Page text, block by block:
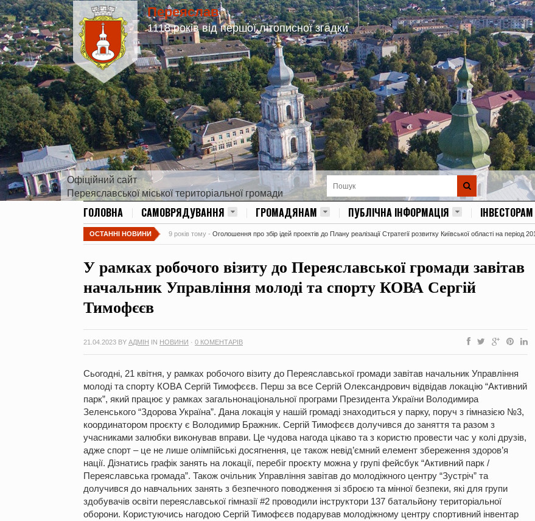
Переяслав
1118 років від першої літописної згадки
Офіційний сайт
Переяславської міської територіальної громади
ГОЛОВНА САМОВРЯДУВАННЯ ГРОМАДЯНАМ ПУБЛІЧНА ІНФОРМАЦІЯ ІНВЕСТОРАМ
ОСТАННІ НОВИНИ 9 років тому - Оголошення про збір ідей проектів до Плану реалізації Стратегії розвитку Київської області на період
У рамках робочого візиту до Переяславської громади завітав
начальник Управління молоді та спорту КОВА Сергій
Тимофєєв
21.04.2023 BY АДМІН IN НОВИНИ · 0 КОМЕНТАРІВ
Сьогодні, 21 квітня, у рамках робочого візиту до Переяславської громади завітав начальник Управління
молоді та спорту КОВА Сергій Тимофєєв. Перш за все Сергій Олександрович відвідав локацію “Активний
парк”, який працює у рамках загальнонаціональної програми Президента України Володимира
Зеленського “Здорова Україна”. Дана локація у нашій громаді знаходиться у парку, поруч з гімназією №3,
координатором проєкту є Володимир Бражник. Сергій Тимофєєв долучився до заняття та разом з
учасниками залюбки виконував вправи. Це чудова нагода цікаво та з користю провести час у колі друзів,
адже спорт – це не лише олімпійські досягнення, це також невід’ємний елемент збереження здоров’я
нації. Дізнатись графік занять на локації, перебіг проєкту можна у групі фейсбук “Активний парк /
Переяславська громада”. Також очільник Управління завітав до молодіжного центру “Зустріч” та
долучився до навчальних занять з безпечного поводження зі зброєю та мінної безпеки, які для групи
здобувачів освіти переяславської гімназії #2 проводили інструктори 137 батальйону територіальної
оборони. Користуючись нагодою Сергій Тимофєєв подарував молодіжному центру спортивний інвентар